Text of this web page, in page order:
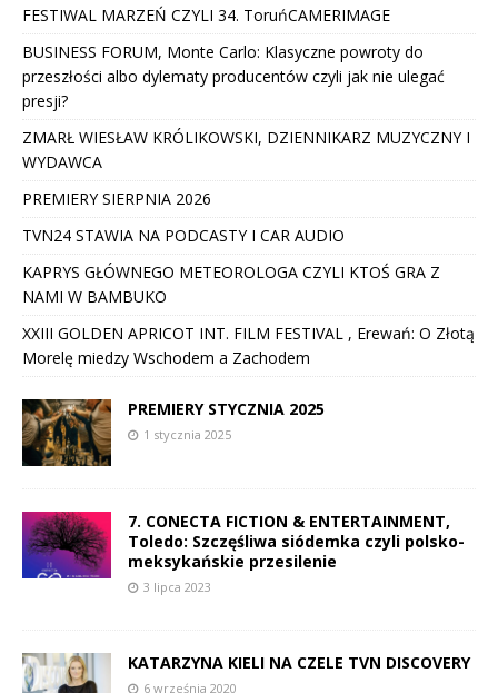
FESTIWAL MARZEŃ CZYLI 34. ToruńCAMERIMAGE
BUSINESS FORUM, Monte Carlo: Klasyczne powroty do
przeszłości albo dylematy producentów czyli jak nie ulegać
presji?
ZMARŁ WIESŁAW KRÓLIKOWSKI, DZIENNIKARZ MUZYCZNY I
WYDAWCA
PREMIERY SIERPNIA 2026
TVN24 STAWIA NA PODCASTY I CAR AUDIO
KAPRYS GŁÓWNEGO METEOROLOGA CZYLI KTOŚ GRA Z
NAMI W BAMBUKO
XXIII GOLDEN APRICOT INT. FILM FESTIVAL , Erewań: O Złotą
Morelę miedzy Wschodem a Zachodem
PREMIERY STYCZNIA 2025
1 stycznia 2025
7. CONECTA FICTION & ENTERTAINMENT,
Toledo: Szczęśliwa siódemka czyli polsko-
meksykańskie przesilenie
3 lipca 2023
KATARZYNA KIELI NA CZELE TVN DISCOVERY
6 września 2020